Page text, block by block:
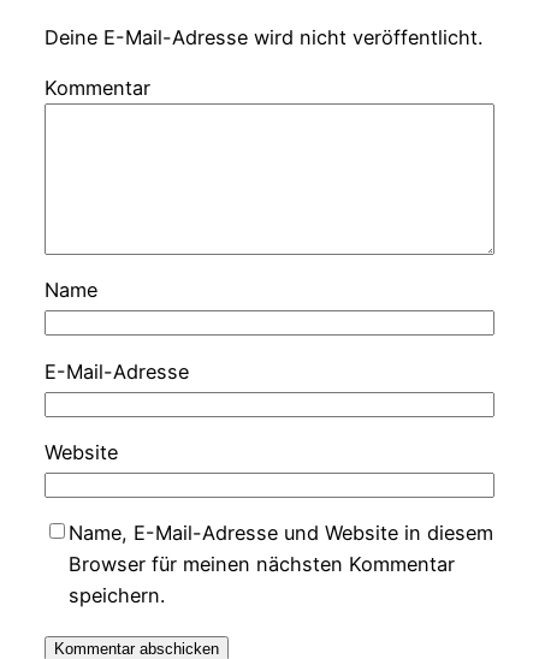
Deine E-Mail-Adresse wird nicht veröffentlicht.
Kommentar
Name
E-Mail-Adresse
Website
Name, E-Mail-Adresse und Website in diesem
Browser für meinen nächsten Kommentar
speichern.